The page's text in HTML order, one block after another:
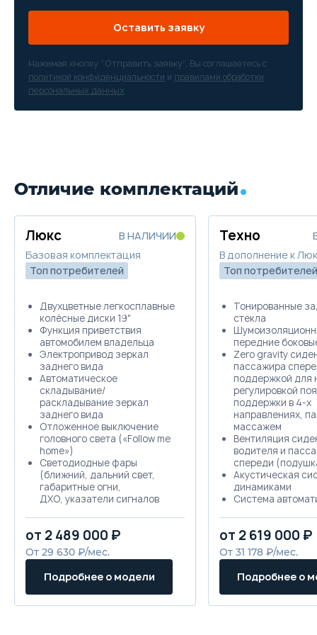
Оставить заявку
Нажимая кнопку “Отправить заявку”, Вы соглашаетесь с
политикой конфиденциальности и правилами обработки
персональных данных
Отличие комплектаций
Люкс
В НАЛИЧИИ
Базовая комплектация
Топ потребителей
Двухцветные легкосплавные
колёсные диски 19"
Функция приветствия
автомобилем владельца
Электропривод зеркал
заднего вида
Автоматическое
складывание/
раскладывание зеркал
заднего вида
Отложенное выключение
головного света («Follow me
home»)
Светодиодные фары
(ближний, дальний свет,
габаритные огни,
ДХО, указатели сигналов
фонари (габаритные огни,
указатели сигналов
поворота, стоп-сигналы,
противотуманный фонарь)
Классические дверные
ручки
Сдвоенная система выхлопа
от 2 489 000 ₽
От 29 630 ₽/мес.
Подробнее о модели
Техно
В дополнение к
Топ потребителей
Тонированные
стекла
передние
Zero gravity
пассажира
поддержкой для
регулировкой
поддержки в 4-х
направлениях,
массажем
Вентиляция
водителя и
спереди
Акустическая
динамиками
Система
дорожных знаков
от 2 619 000 ₽
От 31 178 ₽/мес.
Подробнее о